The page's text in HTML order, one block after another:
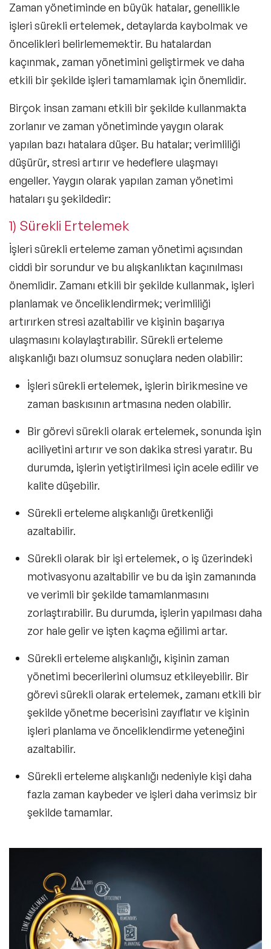
Zaman yönetiminde en büyük hatalar, genellikle
işleri sürekli ertelemek, detaylarda kaybolmak ve
öncelikleri belirlememektir. Bu hatalardan
kaçınmak, zaman yönetimini geliştirmek ve daha
etkili bir şekilde işleri tamamlamak için önemlidir.
Birçok insan zamanı etkili bir şekilde kullanmakta
zorlanır ve zaman yönetiminde yaygın olarak
yapılan bazı hatalara düşer. Bu hatalar; verimliliği
düşürür, stresi artırır ve hedeflere ulaşmayı
engeller. Yaygın olarak yapılan zaman yönetimi
hataları şu şekildedir:
1) Sürekli Ertelemek
İşleri sürekli erteleme zaman yönetimi açısından
ciddi bir sorundur ve bu alışkanlıktan kaçınılması
önemlidir. Zamanı etkili bir şekilde kullanmak, işleri
planlamak ve önceliklendirmek; verimliliği
artırırken stresi azaltabilir ve kişinin başarıya
ulaşmasını kolaylaştırabilir. Sürekli erteleme
alışkanlığı bazı olumsuz sonuçlara neden olabilir:
İşleri sürekli ertelemek, işlerin birikmesine ve
zaman baskısının artmasına neden olabilir.
Bir görevi sürekli olarak ertelemek, sonunda işin
aciliyetini artırır ve son dakika stresi yaratır. Bu
durumda, işlerin yetiştirilmesi için acele edilir ve
kalite düşebilir.
Sürekli erteleme alışkanlığı üretkenliği
azaltabilir.
Sürekli olarak bir işi ertelemek, o iş üzerindeki
motivasyonu azaltabilir ve bu da işin zamanında
ve verimli bir şekilde tamamlanmasını
zorlaştırabilir. Bu durumda, işlerin yapılması daha
zor hale gelir ve işten kaçma eğilimi artar.
Sürekli erteleme alışkanlığı, kişinin zaman
yönetimi becerilerini olumsuz etkileyebilir. Bir
görevi sürekli olarak ertelemek, zamanı etkili bir
şekilde yönetme becerisini zayıflatır ve kişinin
işleri planlama ve önceliklendirme yeteneğini
azaltabilir.
Sürekli erteleme alışkanlığı nedeniyle kişi daha
fazla zaman kaybeder ve işleri daha verimsiz bir
şekilde tamamlar.